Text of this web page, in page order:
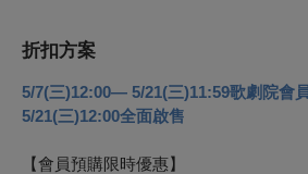
折扣方案
5/7(三)12:00— 5/21(三)11:59歌劇院會
5/21(三)12:00全面啟售
【會員預購限時優惠】